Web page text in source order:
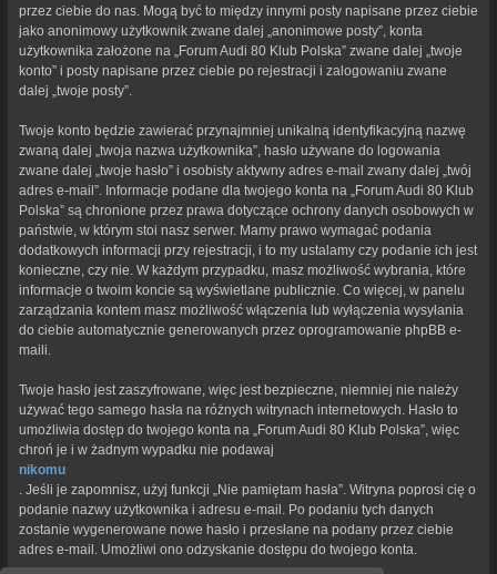
przez ciebie do nas. Mogą być to między innymi posty napisane przez ciebie
jako anonimowy użytkownik zwane dalej „anonimowe posty”, konta
użytkownika założone na „Forum Audi 80 Klub Polska” zwane dalej „twoje
konto” i posty napisane przez ciebie po rejestracji i zalogowaniu zwane
dalej „twoje posty”.
Twoje konto będzie zawierać przynajmniej unikalną identyfikacyjną nazwę
zwaną dalej „twoja nazwa użytkownika”, hasło używane do logowania
zwane dalej „twoje hasło” i osobisty aktywny adres e-mail zwany dalej „twój
adres e-mail”. Informacje podane dla twojego konta na „Forum Audi 80 Klub
Polska” są chronione przez prawa dotyczące ochrony danych osobowych w
państwie, w którym stoi nasz serwer. Mamy prawo wymagać podania
dodatkowych informacji przy rejestracji, i to my ustalamy czy podanie ich jest
konieczne, czy nie. W każdym przypadku, masz możliwość wybrania, które
informacje o twoim koncie są wyświetlane publicznie. Co więcej, w panelu
zarządzania kontem masz możliwość włączenia lub wyłączenia wysyłania
do ciebie automatycznie generowanych przez oprogramowanie phpBB e-
maili.
Twoje hasło jest zaszyfrowane, więc jest bezpieczne, niemniej nie należy
używać tego samego hasła na różnych witrynach internetowych. Hasło to
umożliwia dostęp do twojego konta na „Forum Audi 80 Klub Polska”, więc
chroń je i w żadnym wypadku nie podawaj
nikomu
. Jeśli je zapomnisz, użyj funkcji „Nie pamiętam hasła”. Witryna poprosi cię o
podanie nazwy użytkownika i adresu e-mail. Po podaniu tych danych
zostanie wygenerowane nowe hasło i przesłane na podany przez ciebie
adres e-mail. Umożliwi ono odzyskanie dostępu do twojego konta.